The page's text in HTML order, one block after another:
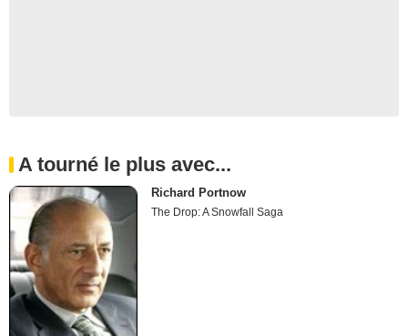
A tourné le plus avec...
Richard Portnow
The Drop: A Snowfall Saga